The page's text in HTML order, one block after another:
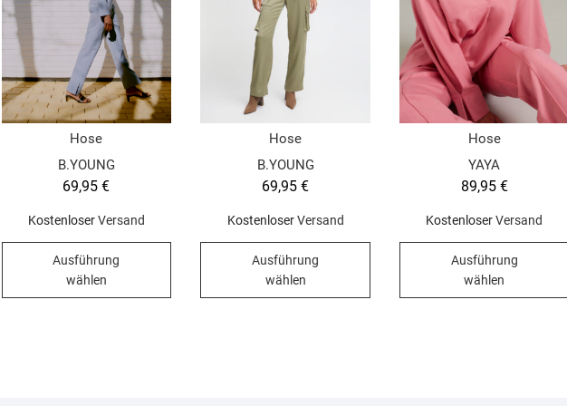
Hose
B.YOUNG
69,95€
KostenloserVersand
Ausführung
wählen
Dieses
Hose
B.YOUNG
69,95€
KostenloserVersand
Ausführung
wählen
Dieses
Hose
YAYA
89,95 €
KostenloserVersand
Ausführung
wählen